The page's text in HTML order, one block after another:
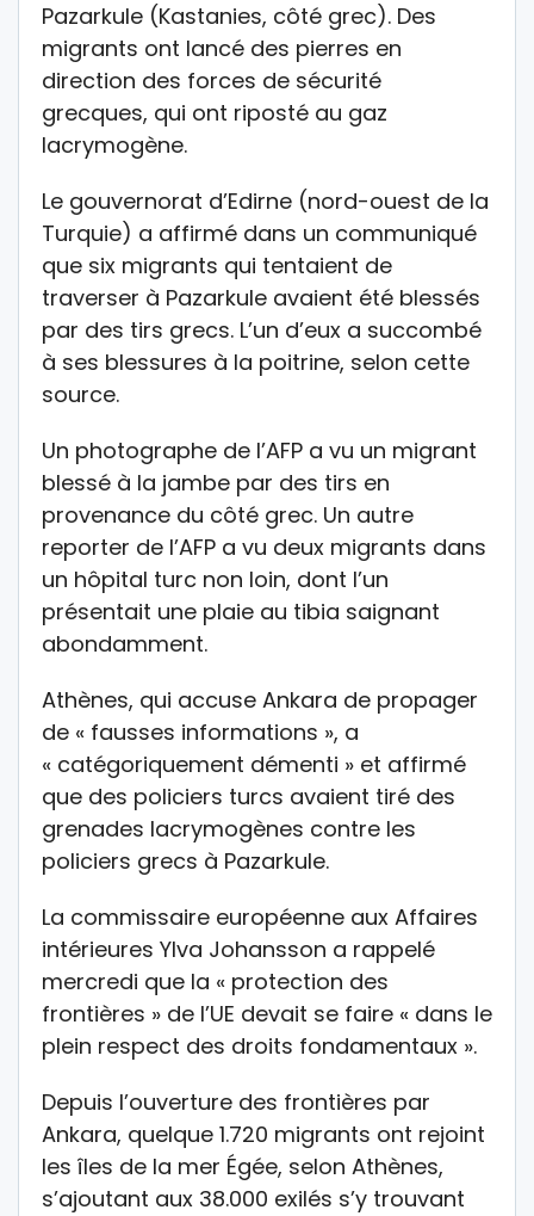
Pazarkule (Kastanies, côté grec). Des
migrants ont lancé des pierres en
direction des forces de sécurité
grecques, qui ont riposté au gaz
lacrymogène.
Le gouvernorat d’Edirne (nord-ouest de la
Turquie) a affirmé dans un communiqué
que six migrants qui tentaient de
traverser à Pazarkule avaient été blessés
par des tirs grecs. L’un d’eux a succombé
à ses blessures à la poitrine, selon cette
source.
Un photographe de l’AFP a vu un migrant
blessé à la jambe par des tirs en
provenance du côté grec. Un autre
reporter de l’AFP a vu deux migrants dans
un hôpital turc non loin, dont l’un
présentait une plaie au tibia saignant
abondamment.
Athènes, qui accuse Ankara de propager
de « fausses informations », a
« catégoriquement démenti » et affirmé
que des policiers turcs avaient tiré des
grenades lacrymogènes contre les
policiers grecs à Pazarkule.
La commissaire européenne aux Affaires
intérieures Ylva Johansson a rappelé
mercredi que la « protection des
frontières » de l’UE devait se faire « dans le
plein respect des droits fondamentaux ».
Depuis l’ouverture des frontières par
Ankara, quelque 1.720 migrants ont rejoint
les îles de la mer Égée, selon Athènes,
s’ajoutant aux 38.000 exilés s’y trouvant